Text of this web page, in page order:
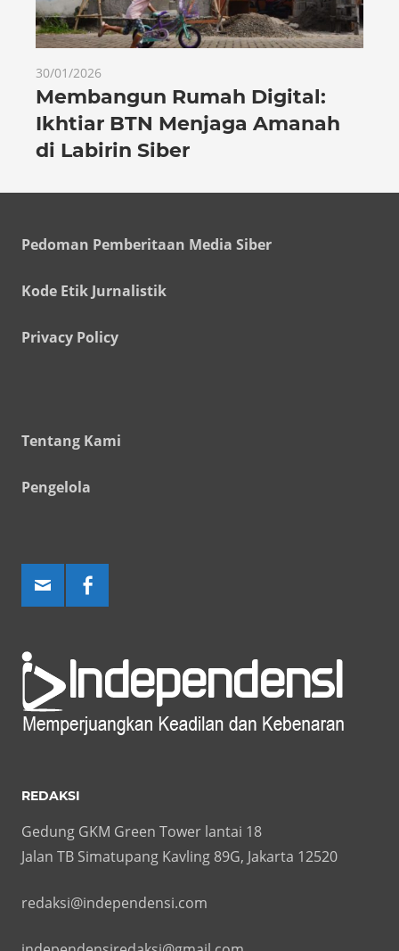
30/01/2026
Membangun Rumah Digital:
Ikhtiar BTN Menjaga Amanah
di Labirin Siber
Pedoman Pemberitaan Media Siber
Kode Etik Jurnalistik
Privacy Policy
Tentang Kami
Pengelola
REDAKSI
Gedung GKM Green Tower lantai 18
Jalan TB Simatupang Kavling 89G, Jakarta 12520
redaksi@independensi.com